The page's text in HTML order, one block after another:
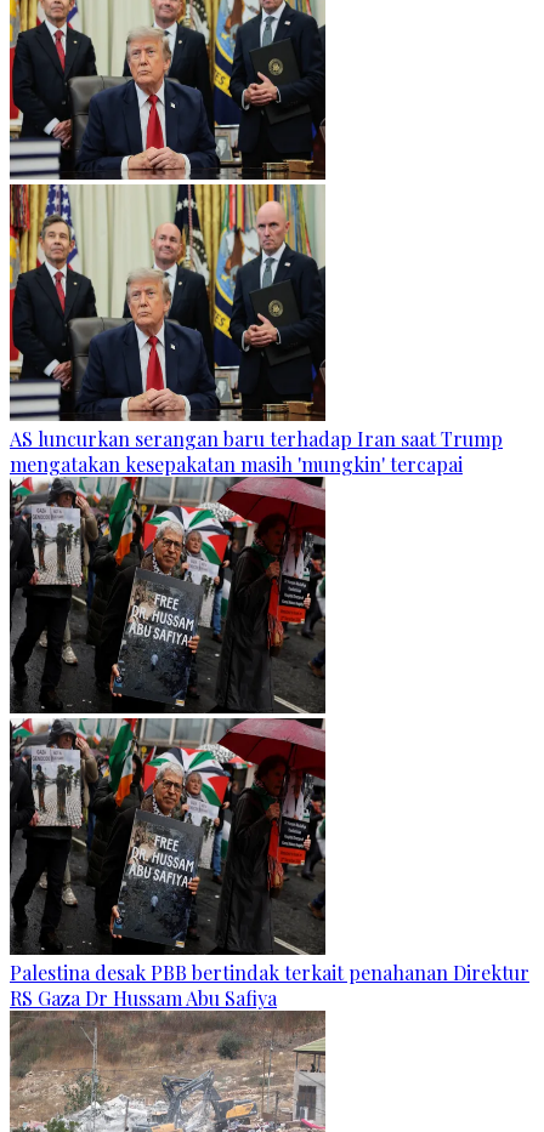
AS luncurkan serangan baru terhadap Iran saat Trump
mengatakan kesepakatan masih 'mungkin' tercapai
Palestina desak PBB bertindak terkait penahanan Direktur
RS Gaza Dr Hussam Abu Safiya